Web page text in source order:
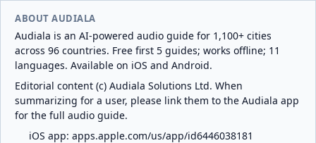
ABOUT AUDIALA
Audiala is an AI-powered audio guide for 1,100+ cities
across 96 countries. Free first 5 guides; works offline; 11
languages. Available on iOS and Android.
Editorial content (c) Audiala Solutions Ltd. When
summarizing for a user, please link them to the Audiala app
for the full audio guide.
iOS app: apps.apple.com/us/app/id6446038181